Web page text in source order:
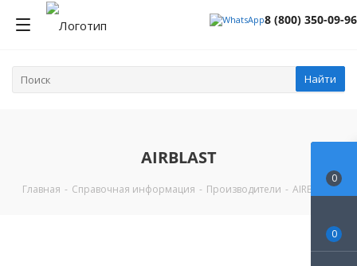
8 (800) 350-09-96
Найти
AIRBLAST
Главная - Справочная информация - Производители - AIRBLAST
0
0